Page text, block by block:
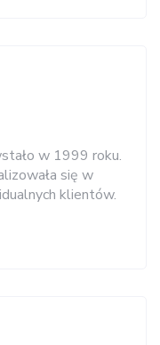
w 1999 roku.
się w
klientów.